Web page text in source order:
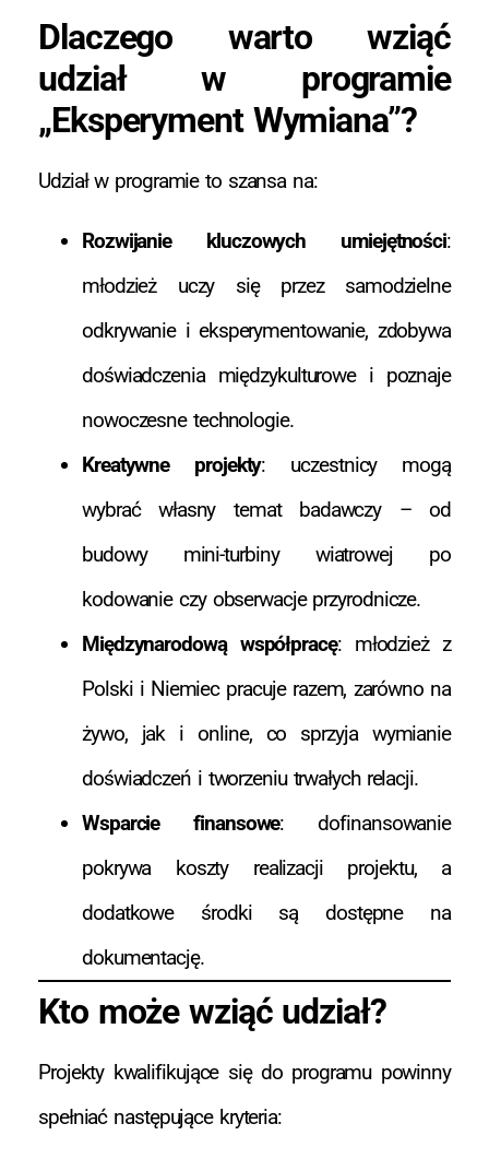
Dlaczego warto wziąć
udział w programie
„Eksperyment Wymiana”?
Udział w programie to szansa na:
Rozwijanie kluczowych umiejętności:
młodzież uczy się przez samodzielne
odkrywanie i eksperymentowanie, zdobywa
doświadczenia międzykulturowe i poznaje
nowoczesne technologie.
Kreatywne projekty: uczestnicy mogą
wybrać własny temat badawczy – od
budowy mini-turbiny wiatrowej po
kodowanie czy obserwacje przyrodnicze.
Międzynarodową współpracę: młodzież z
Polski i Niemiec pracuje razem, zarówno na
żywo, jak i online, co sprzyja wymianie
doświadczeń i tworzeniu trwałych relacji.
Wsparcie finansowe: dofinansowanie
pokrywa koszty realizacji projektu, a
dodatkowe środki są dostępne na
dokumentację.
Kto może wziąć udział?
Projekty kwalifikujące się do programu powinny
spełniać następujące kryteria: